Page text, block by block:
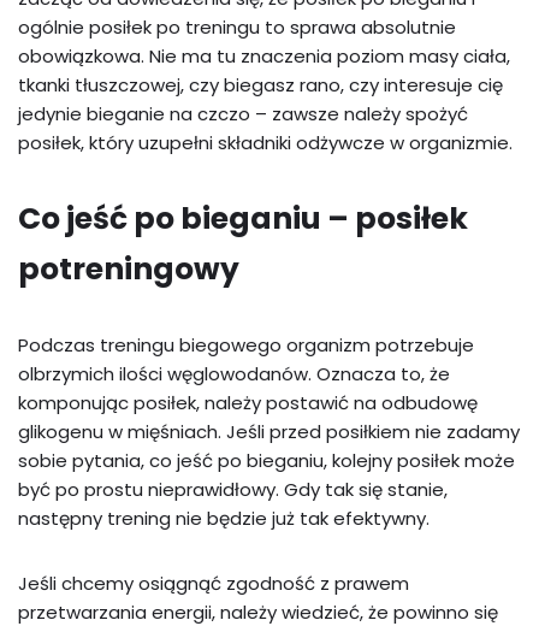
ogólnie posiłek po treningu to sprawa absolutnie
obowiązkowa. Nie ma tu znaczenia poziom masy ciała,
tkanki tłuszczowej, czy biegasz rano, czy interesuje cię
jedynie bieganie na czczo – zawsze należy spożyć
posiłek, który uzupełni składniki odżywcze w organizmie.
Co jeść po bieganiu – posiłek
potreningowy
Podczas treningu biegowego organizm potrzebuje
olbrzymich ilości węglowodanów. Oznacza to, że
komponując posiłek, należy postawić na odbudowę
glikogenu w mięśniach. Jeśli przed posiłkiem nie zadamy
sobie pytania, co jeść po bieganiu, kolejny posiłek może
być po prostu nieprawidłowy. Gdy tak się stanie,
następny trening nie będzie już tak efektywny.
Jeśli chcemy osiągnąć zgodność z prawem
przetwarzania energii, należy wiedzieć, że powinno się